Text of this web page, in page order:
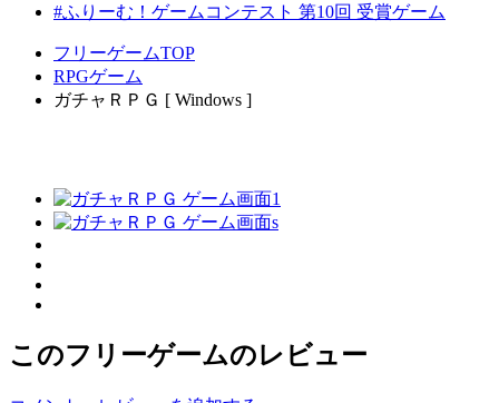
#ふりーむ！ゲームコンテスト 第10回 受賞ゲーム
フリーゲームTOP
RPGゲーム
ガチャＲＰＧ [ Windows ]
このフリーゲームのレビュー